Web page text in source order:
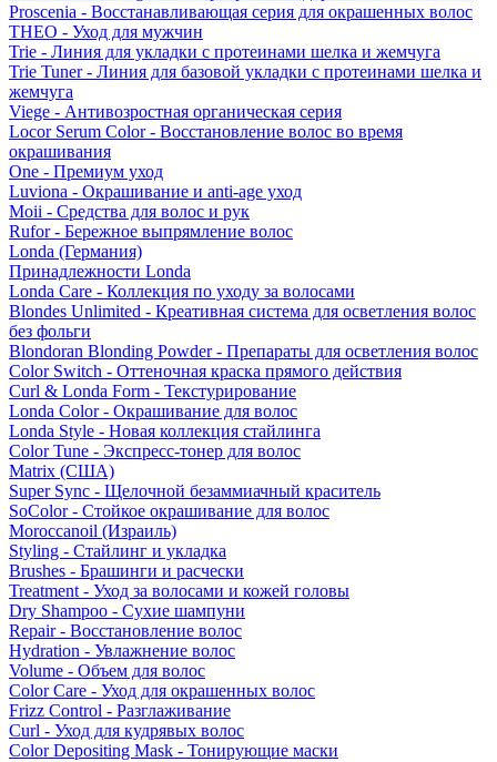
Proscenia - Восстанавливающая серия для окрашенных волос
THEO - Уход для мужчин
Trie - Линия для укладки с протеинами шелка и жемчуга
Trie Tuner - Линия для базовой укладки с протеинами шелка и
жемчуга
Viege - Антивозростная органическая серия
Locor Serum Color - Восстановление волос во время
окрашивания
One - Премиум уход
Luviona - Окрашивание и anti-age уход
Moii - Средства для волос и рук
Rufor - Бережное выпрямление волос
Londa (Германия)
Принадлежности Londa
Londa Care - Коллекция по уходу за волосами
Blondes Unlimited - Креативная система для осветления волос
без фольги
Blondoran Blonding Powder - Препараты для осветления волос
Color Switch - Оттеночная краска прямого действия
Curl & Londa Form - Текстурирование
Londa Color - Окрашивание для волос
Londa Style - Новая коллекция стайлинга
Color Tune - Экспресс-тонер для волос
Matrix (США)
Super Sync - Щелочной безаммиачный краситель
SoColor - Стойкое окрашивание для волос
Moroccanoil (Израиль)
Styling - Стайлинг и укладка
Brushes - Брашинги и расчески
Treatment - Уход за волосами и кожей головы
Dry Shampoo - Сухие шампуни
Repair - Восстановление волос
Hydration - Увлажнение волос
Volume - Объем для волос
Color Care - Уход для окрашенных волос
Frizz Control - Разглаживание
Curl - Уход для кудрявых волос
Color Depositing Mask - Тонирующие маски